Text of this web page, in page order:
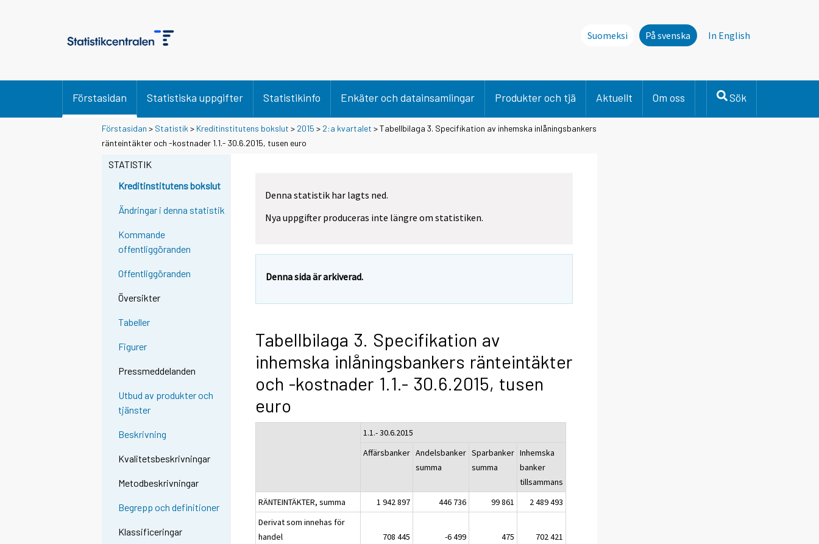
Suomeksi På svenska In English
Förstasidan Statistiska uppgifter Statistikinfo Enkäter och datainsamlingar Produkter och tjä Aktuellt Om oss Sök
Förstasidan > Statistik > Kreditinstitutens bokslut > 2015 > 2:a kvartalet > Tabellbilaga 3. Specifikation av inhemska inlåningsbankers
ränteintäkter och -kostnader 1.1.- 30.6.2015, tusen euro
STATISTIK
Kreditinstitutens bokslut
Ändringar i denna statistik
Kommande
offentliggöranden
Offentliggöranden
Översikter
Tabeller
Figurer
Pressmeddelanden
Utbud av produkter och
tjänster
Beskrivning
Kvalitetsbeskrivningar
Metodbeskrivningar
Begrepp och definitioner
Klassificeringar
Denna statistik har lagts ned.
Nya uppgifter produceras inte längre om statistiken.
Denna sida är arkiverad.
Tabellbilaga 3. Specifikation av
inhemska inlåningsbankers ränteintäkter
och -kostnader 1.1.- 30.6.2015, tusen
euro
1.1.- 30.6.2015
Affärsbanker Andelsbanker
summa
Sparbanker
summa
Inhemska
banker
tillsammans
RÄNTEINTÄKTER, summa
1 942 897 446 736 99 861
2 489 493
Derivat som innehas för
handel
708 445 -6 499 475
702 421